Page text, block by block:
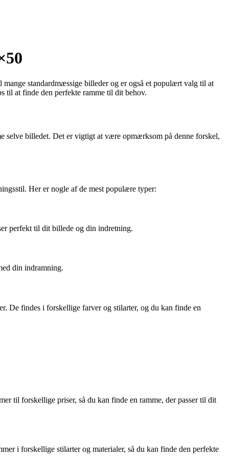
standardmæssige billeder og er også et populært valg til at
til at finde den perfekte ramme til dit behov.
selve billedet. Det er vigtigt at være opmærksom på denne forskel,
Her er nogle af de mest populære typer:
perfekt til dit billede og din indretning.
din indramning.
De findes i forskellige farver og stilarter, og du kan finde en
til forskellige priser, så du kan finde en ramme, der passer til dit
i forskellige stilarter og materialer, så du kan finde den perfekte